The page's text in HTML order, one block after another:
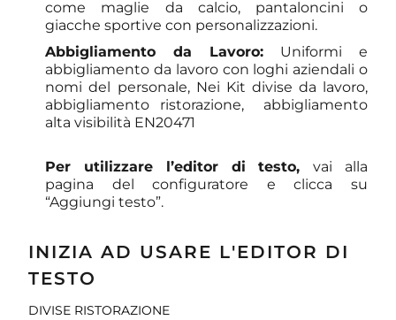
come maglie da calcio, pantaloncini o
giacche sportive con personalizzazioni.
Abbigliamento da Lavoro: Uniformi e
abbigliamento da lavoro con loghi aziendali o
nomi del personale, Nei Kit divise da lavoro,
abbigliamento ristorazione, abbigliamento
alta visibilità EN20471
Per utilizzare l’editor di testo,vai alla
pagina del configuratore e clicca su
“Aggiungi testo”.
INIZIA AD USARE L'EDITOR DI
TESTO
DIVISE RISTORAZIONE